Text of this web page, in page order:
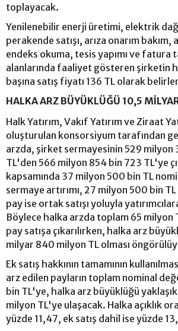
toplayacak.
Yenilenebilir enerji üretimi, elektrik
perakende satışı, arıza onarım
endeks okuma, tesis yapımı ve fatura
alanlarında faaliyet gösteren şirketin
başına satış fiyatı 136 TL olarak
HALKA ARZ BÜYÜKLÜĞÜ 10,5
Halk Yatırım, Vakıf Yatırım ve Ziraat
oluşturulan konsorsiyum tarafından
arzda, şirket sermayesinin 529 milyon
TL'den 566 milyon 854 bin 723 TL'ye
kapsamında 37 milyon 500 bin TL
sermaye artırımı, 27 milyon 500 bin
pay ise ortak satışı yoluyla
Böylece halka arzda toplam 65 milyon
pay satışa çıkarılırken, halka arz
milyar 840 milyon TL olması
Ek satış hakkının tamamının
arz edilen payların toplam nominal
bin TL'ye, halka arz büyüklüğü
milyon TL'ye ulaşacak. Halka açıklık
yüzde 11,47, ek satış dahil ise yüzde